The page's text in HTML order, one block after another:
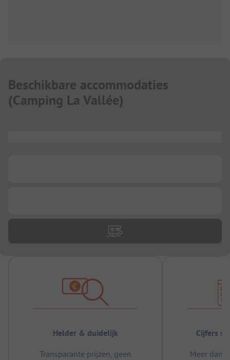
Beschikbare accommodaties
(Camping La Vallée)
Helder & duidelijk
Transparante prijzen, geen
Cijfers
Meer dan